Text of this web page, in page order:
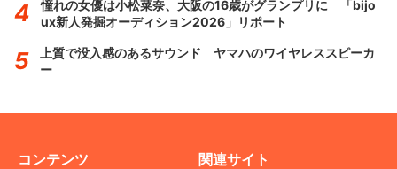
憧れの女優は小松菜奈、大阪の16歳がグランプリに 「bijo
ux新人発掘オーディション2026」リポート
上質で没入感のあるサウンド ヤマハのワイヤレススピーカ
ー
コンテンツ 関連サイト